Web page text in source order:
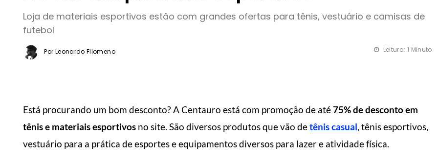
Loja de materiais esportivos estão com grandes ofertas para tênis, vestuário e camisas de
futebol
Por Leonardo Filomeno Leitura: 1 Minuto
Está procurando um bom desconto? A Centauro está com promoção de até75% de desconto em
tênis e materiais esportivos no site. São diversos produtos que vão detênis casual, tênis esportivos,
vestuário para a prática de esportes e equipamentos diversos para lazer e atividade física.